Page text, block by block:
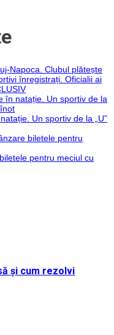
Napoca. Clubul plătește
înregistrați. Oficialii ai
în natație. Un sportiv de la
Un sportiv de la „U”
biletele pentru
pentru meciul cu
și cum rezolvi